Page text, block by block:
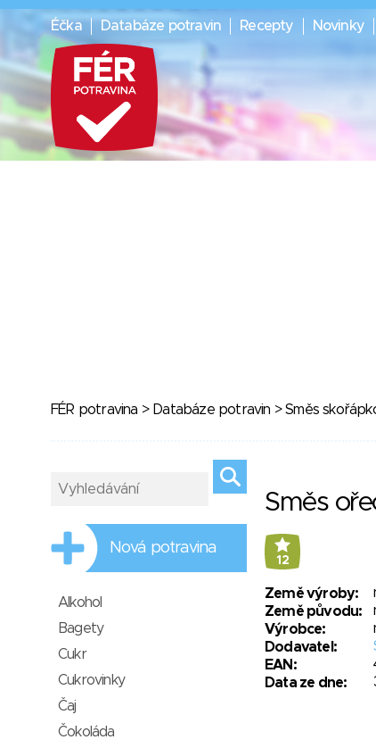
Éčka Databáze potravin Recepty Novinky
FÉR potravina > Databáze potravin >Směs
Směs
12
Země výroby:
Země původu:
Výrobce:
Dodavatel:
EAN:
Data ze dne:
Nová potravina
Alkohol
Bagety
Cukr
Cukrovinky
Čaj
Čokoláda